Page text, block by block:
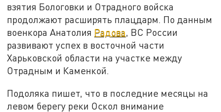
взятия Бологовки и Отрадного войска
продолжают расширять плацдарм. По данным
военкора Анатолия Радова, ВС России
развивают успех в восточной части
Харьковской области на участке между
Отрадным и Каменкой.
Подоляка пишет, что в последние месяцы на
левом берегу реки Оскол внимание